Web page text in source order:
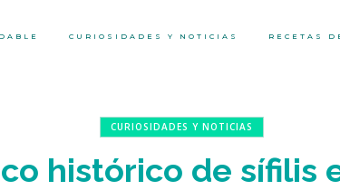
CURIOSIDADES Y NOTICIAS RECETAS
CURIOSIDADES Y NOTICIAS
histórico de sífilis